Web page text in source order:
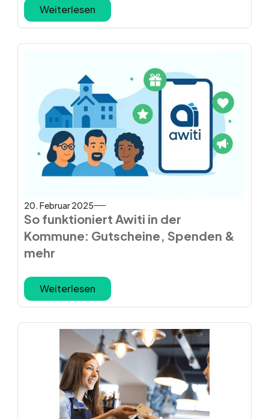
Weiterlesen
20. Februar 2025
So funktioniert Awiti in der
Kommune: Gutscheine, Spenden &
mehr
Weiterlesen